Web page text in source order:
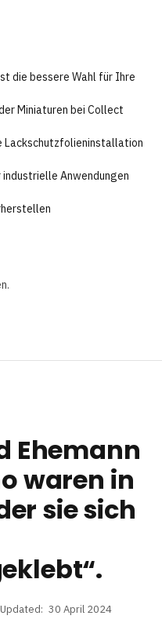
die bessere Wahl für Ihre
Miniaturen bei Collect
Anwendungen
Ehemann
waren in
sie sich
Updated: 30 April 2024